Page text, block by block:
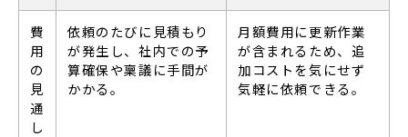
費
用
の
見
通
し
依頼のたびに見積もり
が発生し、社内での予
算確保や稟議に手間が
かかる。
月額費用に更新作業
が含まれるため、追
加コストを気にせず
気軽に依頼できる。